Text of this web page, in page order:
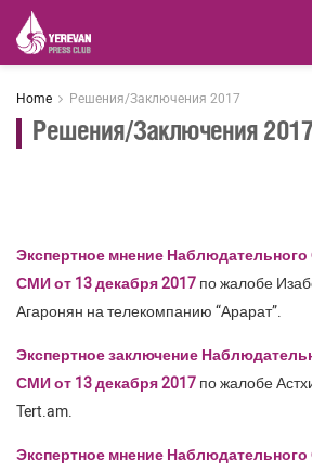
Home Решения/Заключения 2017
Решения/Заключения 2017
Экспертное мнение Наблюдательного
СМИ от 13 декабря 2017 по жалобе
Агаронян на телекомпанию “Арарат”.
Экспертное заключение
СМИ от 13 декабря 2017 по жалобе
Tert.am.
Экспертное мнение Наблюдательного